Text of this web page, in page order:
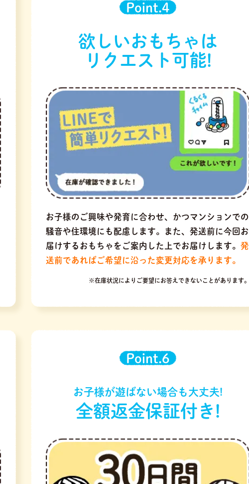
Point.4
欲しいおもちゃは
リクエスト可能!
お子様のご興味や発育に合わせ、かつマンションでの
騒音や住環境にも配慮します。また、発送前に今回お
届けするおもちゃをご案内した上でお届けします。 発
送前であればご希望に沿った変更対応を承ります。
※在庫状況によりご要望にお答えできないことがあります。
Point.6
お子様が遊ばない場合も大丈夫!
全額返金保証付き!